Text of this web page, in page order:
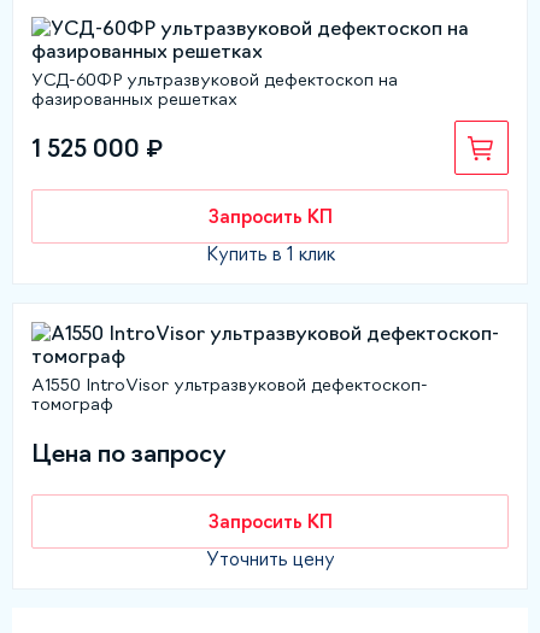
УСД-60ФР ультразвуковой дефектоскоп на
фазированных решетках
1 525 000 ₽
Запросить КП
Купить в 1 клик
А1550 IntroVisor ультразвуковой дефектоскоп-
томограф
Цена по запросу
Запросить КП
Уточнить цену